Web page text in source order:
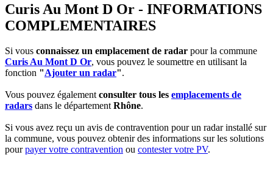
Curis Au Mont D Or - INFORMATIONS
COMPLEMENTAIRES
Si vous connaissez un emplacement de radar pour la commune
Curis Au Mont D Or, vous pouvez le soumettre en utilisant la
fonction "Ajouter un radar".
Vous pouvez égalementconsulter tous les emplacements de
radars dans le départementRhône.
Si vous avez reçu un avis de contravention pour un radar installé sur
la commune, vous pouvez obtenir des informations sur les solutions
pourpayer votre contravention ou contester votre PV.